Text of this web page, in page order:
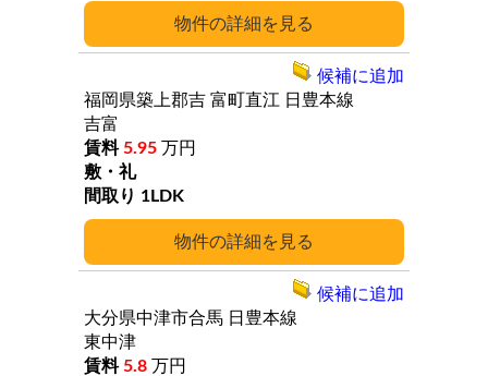
詳細
詳細
福岡県築上郡吉 富町直江 日豊本線
吉富
5.95 万円
1LDK
候補に追加
大分県中津市合馬 日豊本線
東中津
5.8 万円
候補に追加